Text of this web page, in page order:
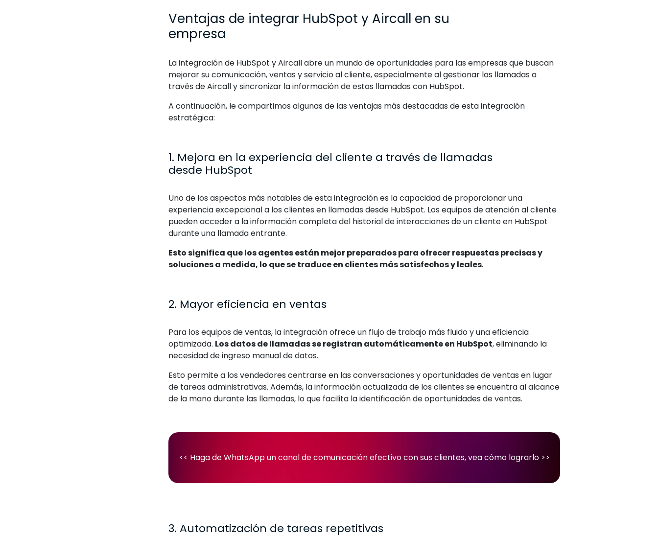
Ventajas de integrar HubSpot y Aircall en su
empresa
La integración de HubSpot y Aircall abre un mundo de oportunidades para las empresas que buscan
mejorar su comunicación, ventas y servicio al cliente, especialmente al gestionar las llamadas a
través de Aircall y sincronizar la información de estas llamadas con HubSpot.
A continuación, le compartimos algunas de las ventajas más destacadas de esta integración
estratégica:
1. Mejora en la experiencia del cliente a través de llamadas
desde HubSpot
Uno de los aspectos más notables de esta integración es la capacidad de proporcionar una
experiencia excepcional a los clientes en llamadas desde HubSpot. Los equipos de atención al cliente
pueden acceder a la información completa del historial de interacciones de un cliente en HubSpot
durante una llamada entrante.
Esto significa que los agentes están mejor preparados para ofrecer respuestas precisas y
soluciones a medida, lo que se traduce en clientes más satisfechos y leales.
2. Mayor eficiencia en ventas
Para los equipos de ventas, la integración ofrece un flujo de trabajo más fluido y una eficiencia
optimizada. Los datos de llamadas se registran automáticamente en HubSpot, eliminando la
necesidad de ingreso manual de datos.
Esto permite a los vendedores centrarse en las conversaciones y oportunidades de ventas en lugar
de tareas administrativas. Además, la información actualizada de los clientes se encuentra al alcance
de la mano durante las llamadas, lo que facilita la identificación de oportunidades de ventas.
<< Haga de WhatsApp un canal de comunicación efectivo con sus clientes,vea cómo lograrlo>>
3. Automatización de tareas repetitivas